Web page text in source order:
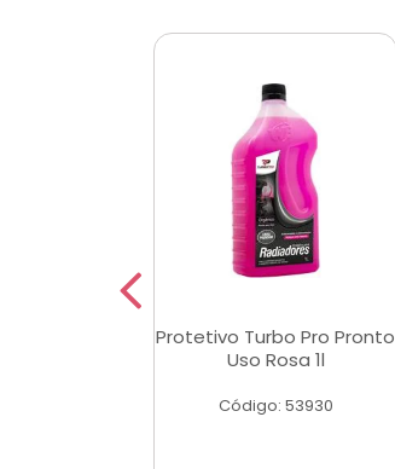
Protetivo Turbo Pro Pronto
Uso Rosa 1l
Código: 53930